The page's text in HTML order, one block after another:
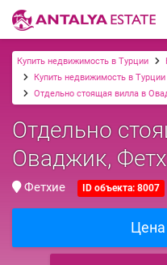
Купить недвижимость в Турции
Купить недвижимость в Турции
Отдельно стоящая вилла в
Отдельно
Оваджик,
Фетхие ID объекта: 8007
Цена